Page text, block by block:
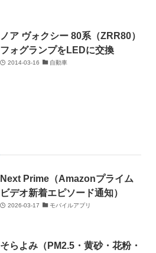
ノア ヴォクシー 80系（ZRR80）
フォグランプをLEDに交換
2014-03-16 自動車
Next Prime（Amazonプライム
ビデオ新着エピソード通知）
2026-03-17 モバイルアプリ
そらよみ（PM2.5・黄砂・花粉・